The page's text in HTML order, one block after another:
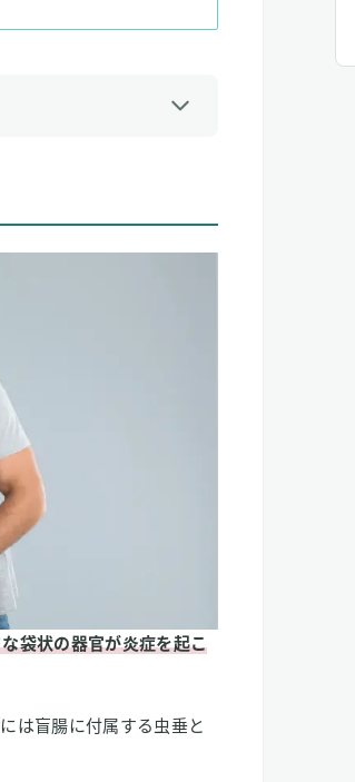
性
袋状の器官が炎症を起こ
は盲腸に付属する虫垂と